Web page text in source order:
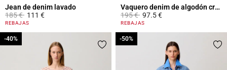
Jean de denim lavado
Price reduced from
185 €to111 €
5 out of 5 Customer Rating
REBAJAS
Vaquero denim de algodón crudo
Price reduced from
195 €to97.5 €
3,8 out of 5 Customer Rating
REBAJAS
-40%
-40% -50%
-50%